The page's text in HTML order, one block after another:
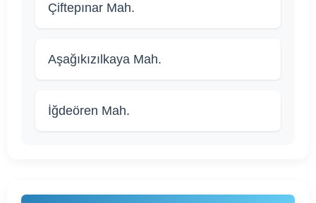
Çiftepınar Mah.
Aşağıkızılkaya Mah.
İğdeören Mah.